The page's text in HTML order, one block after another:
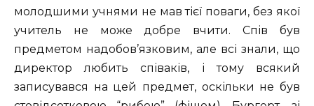
молодшими учнями не мав тієї поваги, без якої
учитель не може добре вчити. Спів був
предметом надобов’язковим, але всі знали, що
директор любить співаків, і тому всякий
записувався на цей предмет, оскільки не був